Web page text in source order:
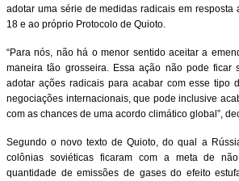
adotar uma série de medidas radicais em resposta
18 e ao próprio Protocolo de Quioto.
“Para nós, não há o menor sentido aceitar a
maneira tão grosseira. Essa ação não pode ficar
adotar ações radicais para acabar com esse tipo
negociações internacionais, que pode inclusive
com as chances de uma acordo climático global”,
Segundo o novo texto de Quioto, do qual a
colônias soviéticas ficaram com a meta de
quantidade de emissões de gases do efeito